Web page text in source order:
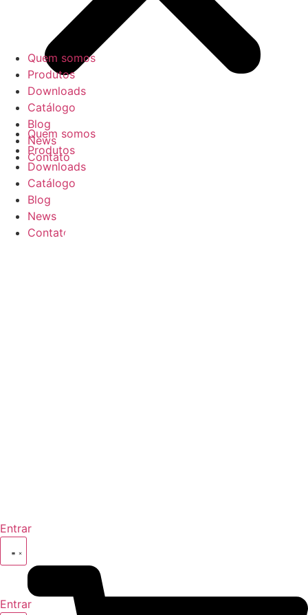
Quem somos
Produtos
Downloads
Catálogo
Blog
News
Contato
Entrar
Quem somos
Produtos
Downloads
Catálogo
Blog
News
Contato
Entrar